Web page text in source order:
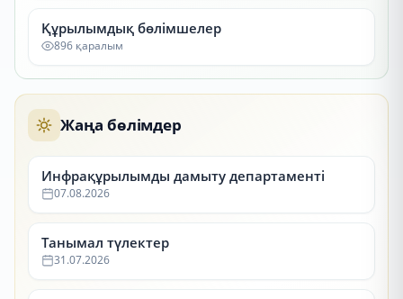
Құрылымдық бөлімшелер
896 қаралым
Жаңа бөлімдер
Инфрақұрылымды дамыту департаменті
07.08.2026
Танымал түлектер
31.07.2026